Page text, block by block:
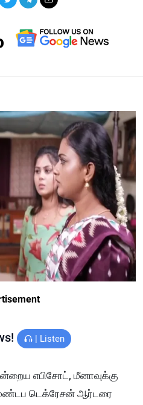
| Listen
எபிசோட், மீனாவுக்கு
மண்டப டெக்ரேசன் ஆர்டரை